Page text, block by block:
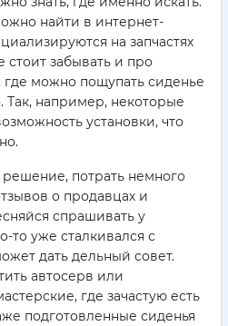
найти в интернет-
на запчастях
забывать и про
где можно пощупать сиденье
Так, например, некоторые
установки, что
потрать немного
о продавцах и
спрашивать у
то уже сталкивался с
дать дельный совет.
автосерв или
где зачастую есть
подготовленные сиденья